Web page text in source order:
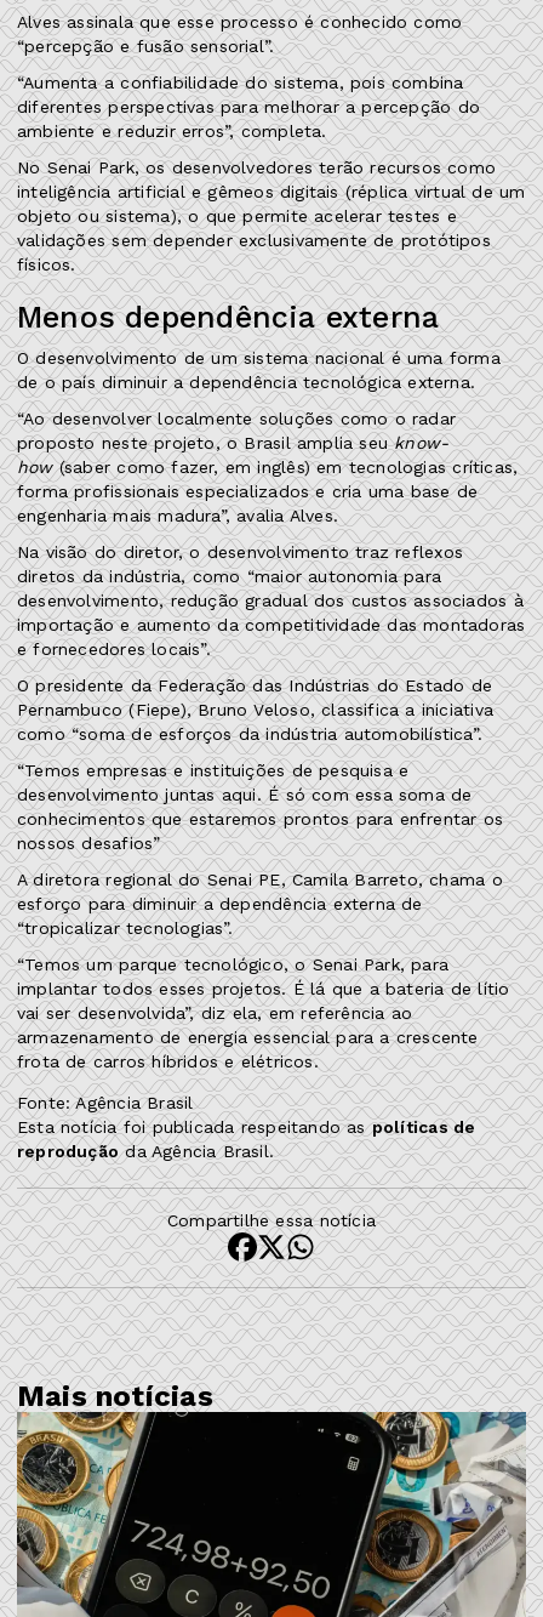
Alves assinala que esse processo é conhecido como
“percepção e fusão sensorial”.
“Aumenta a confiabilidade do sistema, pois combina
diferentes perspectivas para melhorar a percepção do
ambiente e reduzir erros”, completa.
No Senai Park, os desenvolvedores terão recursos como
inteligência artificial e gêmeos digitais (réplica virtual de um
objeto ou sistema), o que permite acelerar testes e
validações sem depender exclusivamente de protótipos
físicos.
Menos dependência externa
O desenvolvimento de um sistema nacional é uma forma
de o país diminuir a dependência tecnológica externa.
“Ao desenvolver localmente soluções como o radar
proposto neste projeto, o Brasil amplia seuknow-
how(saber como fazer, em inglês) em tecnologias críticas,
forma profissionais especializados e cria uma base de
engenharia mais madura”, avalia Alves.
Na visão do diretor, o desenvolvimento traz reflexos
diretos da indústria, como “maior autonomia para
desenvolvimento, redução gradual dos custos associados à
importação e aumento da competitividade das montadoras
e fornecedores locais”.
O presidente da Federação das Indústrias do Estado de
Pernambuco (Fiepe), Bruno Veloso, classifica a iniciativa
como “soma de esforços da indústria automobilística”.
“Temos empresas e instituições de pesquisa e
desenvolvimento juntas aqui. É só com essa soma de
conhecimentos que estaremos prontos para enfrentar os
nossos desafios”
A diretora regional do Senai PE, Camila Barreto, chama o
esforço para diminuir a dependência externa de
“tropicalizar tecnologias”.
“Temos um parque tecnológico, o Senai Park, para
implantar todos esses projetos. É lá que a bateria de lítio
vai ser desenvolvida”, diz ela, em referência ao
armazenamento de energia essencial para a crescente
frota de carros híbridos e elétricos.
Fonte: Agência Brasil
Esta notícia foi publicada respeitando aspolíticas de
reproduçãoda Agência Brasil.
Compartilhe essa notícia
Mais notícias